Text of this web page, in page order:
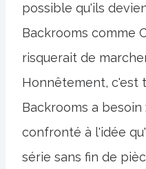
possible qu'ils
Backrooms comme
risquerait de
Honnêtement, c'est
Backrooms a
confronté à l'idée
série sans fin de